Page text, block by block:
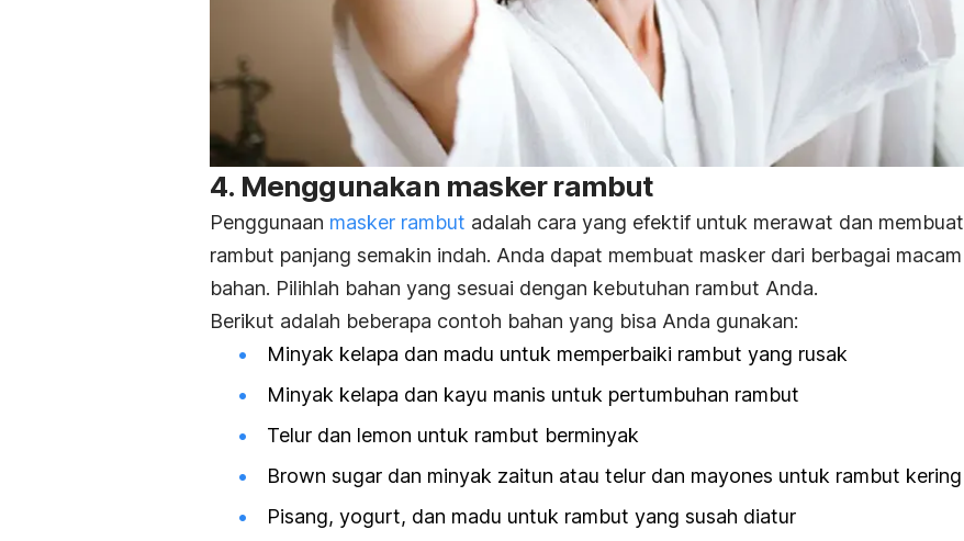
4. Menggunakan masker rambut
Penggunaan masker rambut adalah cara yang efektif untuk merawat dan membuat
rambut panjang semakin indah. Anda dapat membuat masker dari berbagai macam
bahan. Pilihlah bahan yang sesuai dengan kebutuhan rambut Anda.
Berikut adalah beberapa contoh bahan yang bisa Anda gunakan:
Minyak kelapa dan madu untuk memperbaiki rambut yang rusak
Minyak kelapa dan kayu manis untuk pertumbuhan rambut
Telur dan lemon untuk rambut berminyak
Brown sugar dan minyak zaitun atau telur dan mayones untuk rambut kering
Pisang, yogurt, dan madu untuk rambut yang susah diatur